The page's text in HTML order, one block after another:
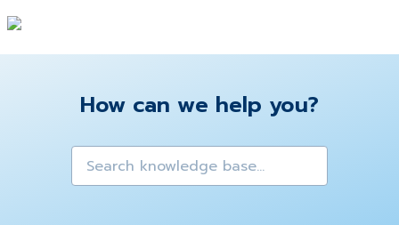
How can we help you?